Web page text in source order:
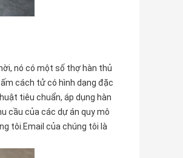
nó có một số thợ hàn thủ
cách tử có hình dạng đặc
tiêu chuẩn, áp dụng hàn
cầu của các dự án quy mô
tôi.Email của chúng tôi là